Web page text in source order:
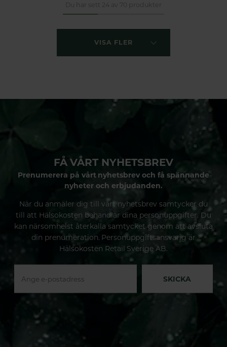
Du har sett 24 av 70 produkter
VISA FLER
FÅ VÅRT NYHETSBREV
Prenumerera på vårt nyhetsbrev och få spännande
nyheter och erbjudanden.
När du anmäler dig till vårt nyhetsbrev samtycker du
till att Hälsokosten behandlar dina personuppgifter. Du
kan närsomhelst återkalla samtycket genom att avsluta
din prenumeration. Personuppgiftsansvarig är
Hälsokosten Retail Sverige AB.
SKICKA